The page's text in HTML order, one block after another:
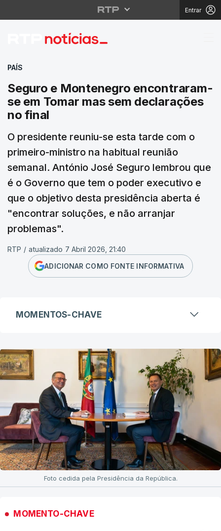
Entrar
Seguro e
PAÍS
Seguro e Montenegro encontraram-
se em Tomar mas sem declarações
no final
O presidente reuniu-se esta tarde com o
primeiro-ministro na habitual reunião
semanal. António José Seguro lembrou que
é o Governo que tem o poder executivo e
que o objetivo desta presidência aberta é
"encontrar soluções, e não arranjar
problemas".
RTP / atualizado 7 Abril 2026, 21:40
ADICIONAR COMO FONTE INFORMATIVA
MOMENTOS-CHAVE
Foto cedida pela Presidência da República.
MOMENTO-CHAVE